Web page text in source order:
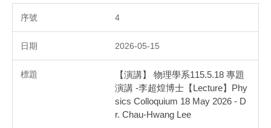
4
2026-05-15
【演講】 物理學系115.5.18 專題
演講 -李超煌博士【Lecture】Phy
sics Colloquium 18 May 2026 - D
r. Chau-Hwang Lee